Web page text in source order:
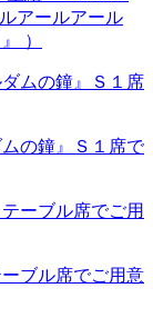
アールアール
）
の鐘』Ｓ１席で
ブル席でご用意